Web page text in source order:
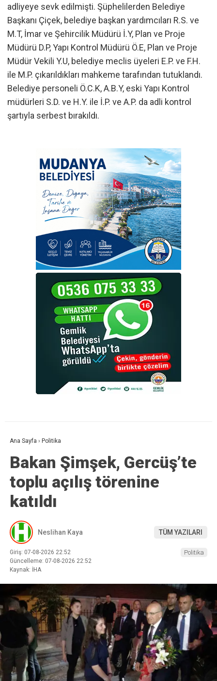
adliyeye sevk edilmişti. Şüphelilerden Belediye
Başkanı Çiçek, belediye başkan yardımcıları R.S. ve
M.T, İmar ve Şehircilik Müdürü İ.Y, Plan ve Proje
Müdürü D.P, Yapı Kontrol Müdürü Ö.E, Plan ve Proje
Müdür Vekili Y.U, belediye meclis üyeleri E.P. ve F.H.
ile M.P. çıkarıldıkları mahkeme tarafından tutuklandı.
Belediye personeli Ö.C.K, A.B.Y, eski Yapı Kontrol
müdürleri S.D. ve H.Y. ile İ.P. ve A.P. da adli kontrol
şartıyla serbest bırakıldı.
Ana Sayfa › Politika
Bakan Şimşek, Gercüş’te
toplu açılış törenine
katıldı
Neslihan Kaya TÜM YAZILARI
Giriş: 07-08-2026 22:52
Güncelleme: 07-08-2026 22:52
Kaynak: İHA
Politika